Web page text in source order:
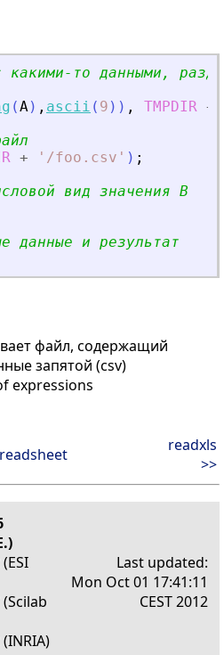
то данными,
(A) , ascii ( 9 ) ) , TMPDIR +
+ ' /foo.csv ' ) ;
вид значения B
данные и результат
файл, содержащий
запятой (csv)
expressions
readxls
>>
Last updated:
Mon Oct 01 17:41:11
CEST 2012